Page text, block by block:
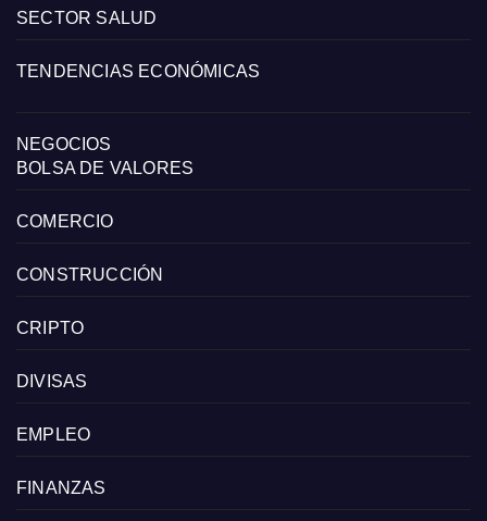
SECTOR SALUD
TENDENCIAS ECONÓMICAS
NEGOCIOS
BOLSA DE VALORES
COMERCIO
CONSTRUCCIÓN
CRIPTO
DIVISAS
EMPLEO
FINANZAS